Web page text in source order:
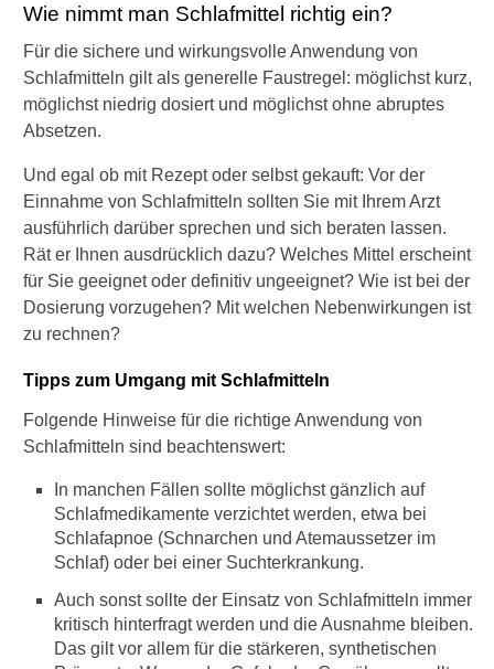
Wie nimmt man Schlafmittel richtig ein?
Für die sichere und wirkungsvolle Anwendung von
Schlafmitteln gilt als generelle Faustregel: möglichst kurz,
möglichst niedrig dosiert und möglichst ohne abruptes
Absetzen.
Und egal ob mit Rezept oder selbst gekauft: Vor der
Einnahme von Schlafmitteln sollten Sie mit Ihrem Arzt
ausführlich darüber sprechen und sich beraten lassen.
Rät er Ihnen ausdrücklich dazu? Welches Mittel erscheint
für Sie geeignet oder definitiv ungeeignet? Wie ist bei der
Dosierung vorzugehen? Mit welchen Nebenwirkungen ist
zu rechnen?
Tipps zum Umgang mit Schlafmitteln
Folgende Hinweise für die richtige Anwendung von
Schlafmitteln sind beachtenswert:
In manchen Fällen sollte möglichst gänzlich auf
Schlafmedikamente verzichtet werden, etwa bei
Schlafapnoe (Schnarchen und Atemaussetzer im
Schlaf) oder bei einer Suchterkrankung.
Auch sonst sollte der Einsatz von Schlafmitteln immer
kritisch hinterfragt werden und die Ausnahme bleiben.
Das gilt vor allem für die stärkeren, synthetischen
?
►
Krankheiten
►
Symptome
►
Diagnostik
&
Laborwerte
Therapieverfahren
Gesundheitsthemen